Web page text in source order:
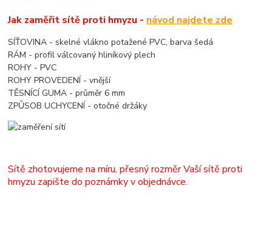
Jak zaměřit sítě proti hmyzu - návod najdete zde
SÍŤOVINA - skelné vlákno potažené PVC, barva šedá
RÁM - profil válcovaný hliníkový plech
ROHY - PVC
ROHY PROVEDENÍ - vnější
TĚSNÍCÍ GUMA - průměr 6 mm
ZPŮSOB UCHYCENÍ - otočné držáky
Sítě zhotovujeme na míru, přesný rozměr Vaší sítě proti
hmyzu zapište do poznámky v objednávce.